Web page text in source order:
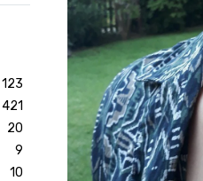
123
421
20
9
10